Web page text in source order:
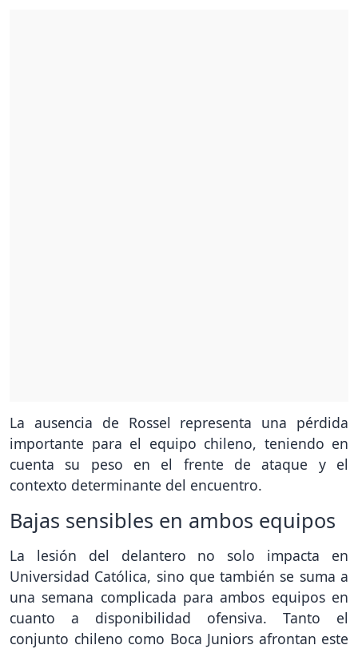
La ausencia de Rossel representa una pérdida
importante para el equipo chileno, teniendo en
cuenta su peso en el frente de ataque y el
contexto determinante del encuentro.
Bajas sensibles en ambos equipos
La lesión del delantero no solo impacta en
Universidad Católica, sino que también se suma a
una semana complicada para ambos equipos en
cuanto a disponibilidad ofensiva. Tanto el
conjunto chileno como Boca Juniors afrontan este